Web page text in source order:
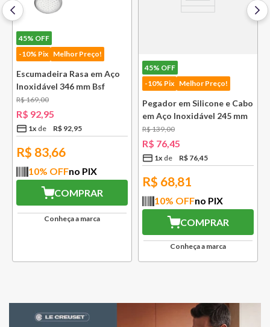
45% OFF
-10% Pix Melhor Preço!
Escumadeira Rasa em Aço
Inoxidável 346 mm Bsf
R$169,00
R$ 92,95
1x R$ 92,95
R$ 83,66
10% OFFno PIX
COMPRAR
Conheça a marca
45% OFF
-10% Pix Melhor Preço!
Pegador em Silicone e Cabo
em Aço Inoxidável 245 mm
Bsf
R$139,00
R$ 76,45
1x R$ 76,45
R$ 68,81
10% OFFno PIX
COMPRAR
Conheça a marca